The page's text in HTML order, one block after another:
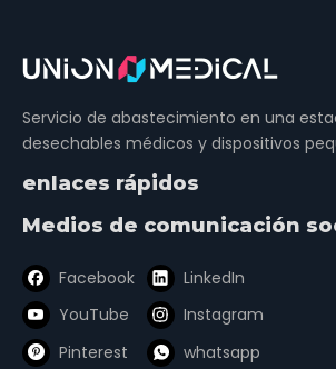
Servicio de abastecimiento en una
desechables médicos y dispositivos
enlaces rápidos
Medios de comunicación
Facebook
LinkedIn
YouTube
Instagram
Pinterest
whatsapp